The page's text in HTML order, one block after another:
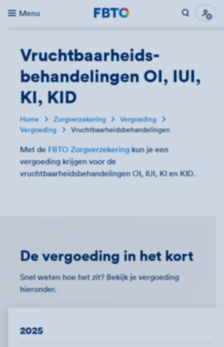
Menu
Direct naar...
Vruchtbaarheids­
behandelingen OI, IUI,
KI, KID
Home Zorgverzekering
Vergoeding
Vergoeding
Vruchtbaarheidsbehandelingen
Met deFBTO Zorgverzekeringkun je een
vergoeding krijgen voor de
vruchtbaarheidsbehandelingen OI, IUI, KI en KID.
De vergoeding in het kort
Snel weten hoe het zit? Bekijk je vergoeding
hieronder.
2025